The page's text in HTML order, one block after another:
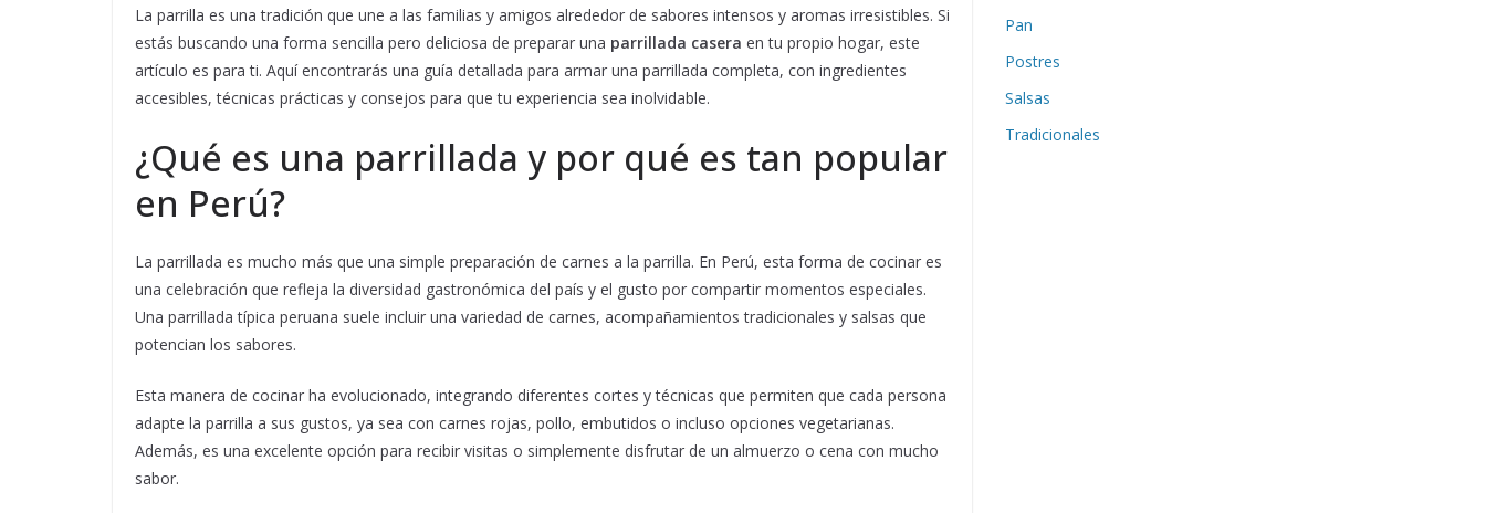
La parrilla es una tradición que une a las familias y amigos alrededor de sabores intensos y aromas irresistibles. Si
estás buscando una forma sencilla pero deliciosa de preparar una parrillada casera en tu propio hogar, este
artículo es para ti. Aquí encontrarás una guía detallada para armar una parrillada completa, con ingredientes
accesibles, técnicas prácticas y consejos para que tu experiencia sea inolvidable.
¿Qué es una parrillada y por qué es tan popular
en Perú?
La parrillada es mucho más que una simple preparación de carnes a la parrilla. En Perú, esta forma de cocinar es
una celebración que refleja la diversidad gastronómica del país y el gusto por compartir momentos especiales.
Una parrillada típica peruana suele incluir una variedad de carnes, acompañamientos tradicionales y salsas que
potencian los sabores.
Esta manera de cocinar ha evolucionado, integrando diferentes cortes y técnicas que permiten que cada persona
adapte la parrilla a sus gustos, ya sea con carnes rojas, pollo, embutidos o incluso opciones vegetarianas.
Además, es una excelente opción para recibir visitas o simplemente disfrutar de un almuerzo o cena con mucho
sabor.
Pan
Postres
Salsas
Tradicionales